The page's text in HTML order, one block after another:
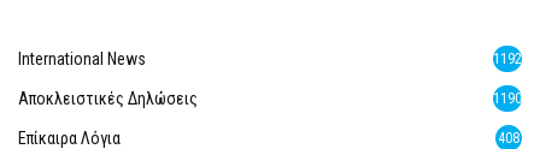
International News 1192
Αποκλειστικές Δηλώσεις 1190
Επίκαιρα Λόγια 408